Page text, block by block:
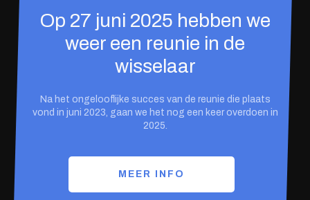
Op 27 juni 2025 hebben we
weer een reunie in de
wisselaar
Na het ongelooflijke succes van de reunie die plaats
vond in juni 2023, gaan we het nog een keer overdoen in
2025.
MEER INFO